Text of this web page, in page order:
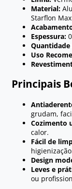
Material:
Starflon Max
Espessura:
Quantidade
Uso
Principais
grudam,
Cozimento
calor.
Fácil de
Design
Leves e
ou